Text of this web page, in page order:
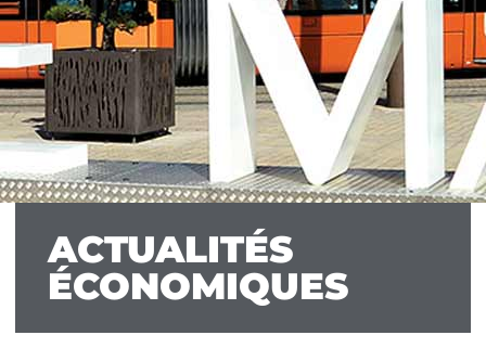
ACTUALITÉS
ÉCONOMIQUES